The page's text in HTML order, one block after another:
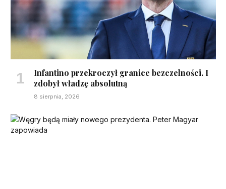
Infantino przekroczył granice bezczelności. I
zdobył władzę absolutną
8 sierpnia, 2026